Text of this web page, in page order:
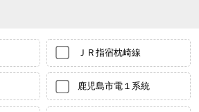
ＪＲ指宿枕崎線
鹿児島市電１系統